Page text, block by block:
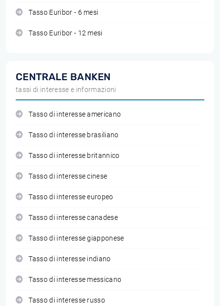
Tasso Euribor - 6 mesi
Tasso Euribor - 12 mesi
CENTRALE BANKEN
tassi di interesse e informazioni
Tasso di interesse americano
Tasso di interesse brasiliano
Tasso di interesse britannico
Tasso di interesse cinese
Tasso di interesse europeo
Tasso di interesse canadese
Tasso di interesse giapponese
Tasso di interesse indiano
Tasso di interesse messicano
Tasso di interesse russo